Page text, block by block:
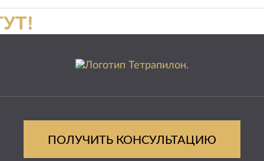
ПОЛУЧИТЬ КОНСУЛЬТАЦИЮ